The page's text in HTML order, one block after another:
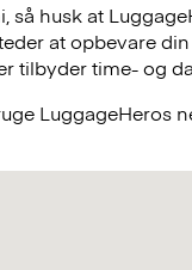
så husk at
at opbevare
tilbyder time- og